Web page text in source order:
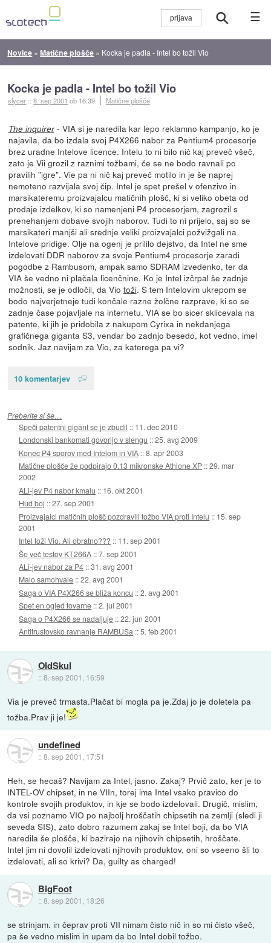
☰
Novice »Matične plošče » Kocka je padla - Intel bo tožil Vio
Kocka je padla - Intel bo tožil Vio
slycer ::8. sep 2001 ob 16:39 Matične plošče
The inquirer- VIA si je naredila kar lepo reklamno kampanjo, ko je
najavila, da bo izdala svoj P4X266 nabor za Pentium4 procesorje
brez uradne Intelove licence. Intelu to ni bilo nič kaj preveč všeč,
zato je Vii grozil z raznimi tožbami, če se ne bodo ravnali po
pravilih "igre". Vie pa ni nič kaj preveč motilo in je še naprej
nemoteno razvijala svoj čip. Intel je spet prešel v ofenzivo in
marsikateremu proizvajalcu matičnih plošč, ki si veliko obeta od
prodaje izdelkov, ki so namenjeni P4 procesorjem, zagrozil s
prenehanjem dobave svojih naborov. Tudi to ni prijelo, saj so se
marsikateri manjši ali srednje veliki proizvajalci požvižgali na
Intelove pridige. Olje na ogenj je prililo dejstvo, da Intel ne sme
izdelovati DDR naborov za svoje Pentium4 procesorje zaradi
pogodbe z Rambusom, ampak samo SDRAM izvedenko, ter da
VIA še vedno ni plačala licenčnine. Ko je Intel izčrpal še zadnje
možnosti, se je odločil, da Vio toži. S tem Intelovim ukrepom se
bodo najverjetneje tudi končale razne žolčne razprave, ki so se
zadnje čase pojavljale na internetu. VIA se bo sicer sklicevala na
patente, ki jih je pridobila z nakupom Cyrixa in nekdanjega
grafičnega giganta S3, vendar bo zadnjo besedo, kot vedno, imel
sodnik. Jaz navijam za Vio, za katerega pa vi?
10 komentarjev
Preberite si še…
Speči patentni gigant se je zbudil :: 11. dec 2010
Londonski bankomati govorijo v slengu ::25. avg 2009
Konec P4 sporov med Intelom in VIA ::8. apr 2003
Matične plošče že podpirajo 0.13 mikronske Athlone XP ::29. mar
2002
ALi-jev P4 nabor kmalu :: 16. okt 2001
Hud boj ::27. sep 2001
Proizvajalci matičnih plošč pozdravili tožbo VIA proti Intelu :: 15. sep
2001
Intel toži Vio. Ali obratno??? :: 11. sep 2001
Še več testov KT266A ::7. sep 2001
ALi-jev nabor za P4 ::31. avg 2001
Malo samohvale ::22. avg 2001
Saga o VIA P4X266 se bliža koncu ::2. avg 2001
Spet en ogled tovarne ::2. jul 2001
Saga o P4X266 se nadaljuje ::22. jun 2001
Antitrustovsko ravnanje RAMBUSa ::5. feb 2001
OldSkul
::8. sep 2001, 16:59
Via je preveč trmasta.Plačat bi mogla pa je.Zdaj jo je doletela pa
tožba.Prav ji je!
undefined
::8. sep 2001, 17:51
Heh, se hecaš? Navijam za Intel, jasno. Zakaj? Prvič zato, ker je to
INTEL-OV chipset, in ne VIIn, torej ima Intel vsako pravico do
kontrole svojih produktov, in kje se bodo izdelovali. Drugič, mislim,
da vsi poznamo VIO po najbolj hroščatih chipsetih na zemlji (sledi ji
seveda SIS), zato dobro razumem zakaj se Intel boji, da bo VIA
naredila še plošče, ki bazirajo na njihovih chipsetih, hroščate.
Intel jim ni dovolil izdelovati njihovih produktov, oni so vseeno šli to
izdelovati, ali so krivi? Da, guilty as charged!
BigFoot
::8. sep 2001, 18:26
se strinjam. in čeprav proti VII nimam čisto nič in so mi čisto všeč,
pa še vedno mislim in upam da bo Intel dobil tožbo.